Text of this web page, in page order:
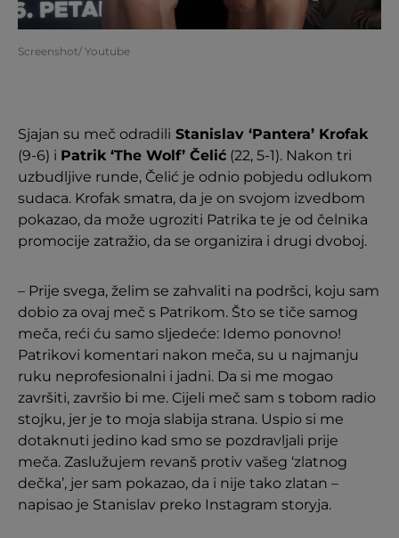
Screenshot/ Youtube
Sjajan su meč odradili Stanislav ‘Pantera’ Krofak
(9-6) i Patrik ‘The Wolf’ Čelić (22, 5-1). Nakon tri
uzbudljive runde, Čelić je odnio pobjedu odlukom
sudaca. Krofak smatra, da je on svojom izvedbom
pokazao, da može ugroziti Patrika te je od čelnika
promocije zatražio, da se organizira i drugi dvoboj.
– Prije svega, želim se zahvaliti na podršci, koju sam
dobio za ovaj meč s Patrikom. Što se tiče samog
meča, reći ću samo sljedeće: Idemo ponovno!
Patrikovi komentari nakon meča, su u najmanju
ruku neprofesionalni i jadni. Da si me mogao
završiti, završio bi me. Cijeli meč sam s tobom radio
stojku, jer je to moja slabija strana. Uspio si me
dotaknuti jedino kad smo se pozdravljali prije
meča. Zaslužujem revanš protiv vašeg ‘zlatnog
dečka’, jer sam pokazao, da i nije tako zlatan –
napisao je Stanislav preko Instagram storyja.